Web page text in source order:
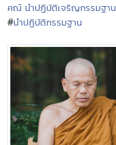
คณ์ นำปฏิบัติเจริญกรรมฐาน
#นำปฏิบัติกรรมฐาน